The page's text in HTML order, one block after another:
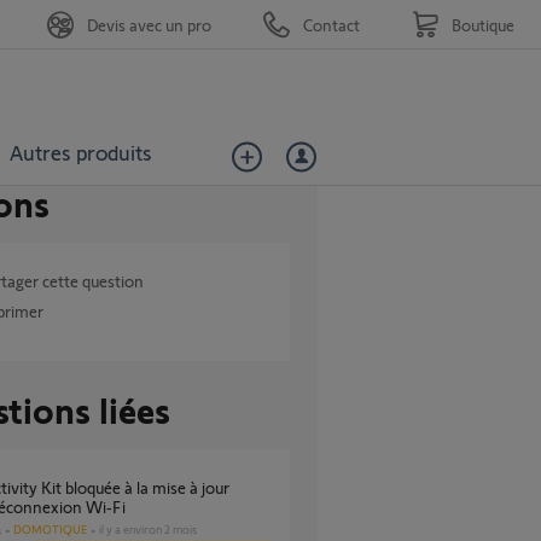
Autres produits
Devis avec un pro Contact Boutique
cette question
liées
Wi‑Fi
DOMOTIQUE il y a environ 2 mois